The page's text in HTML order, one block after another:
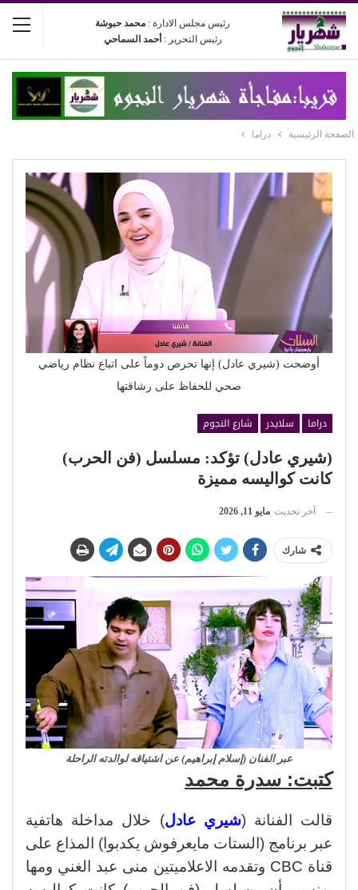
رئيس مجلس الادارة : محمد حبوشة
رئيس التحرير : أحمد السماحي
الصفحة الرئيسية دراما
أوضحت (شيري عادل) إنها تحرص دوماً على اتباع نظام رياضي
صحي للحفاظ على رشاقتها
دراما سلايدر
شارع النجوم
(شيري عادل) تؤكد: مسلسل (فن الحرب)
كانت كواليسه مميزة
آخر تحديث مايو 11, 2026
شارك
عبر الفنان (إسلام إبراهيم) عن اشتياقه لوالدته الراحلة
كتبت: سدرة محمد
قالت الفنانة (شيري عادل) خلال مداخلة هاتفية
عبر برنامج (الستات مايعرفوش يكدبوا) المذاع على
قناة CBC وتقدمه الاعلاميتين منى عبد الغني ومها